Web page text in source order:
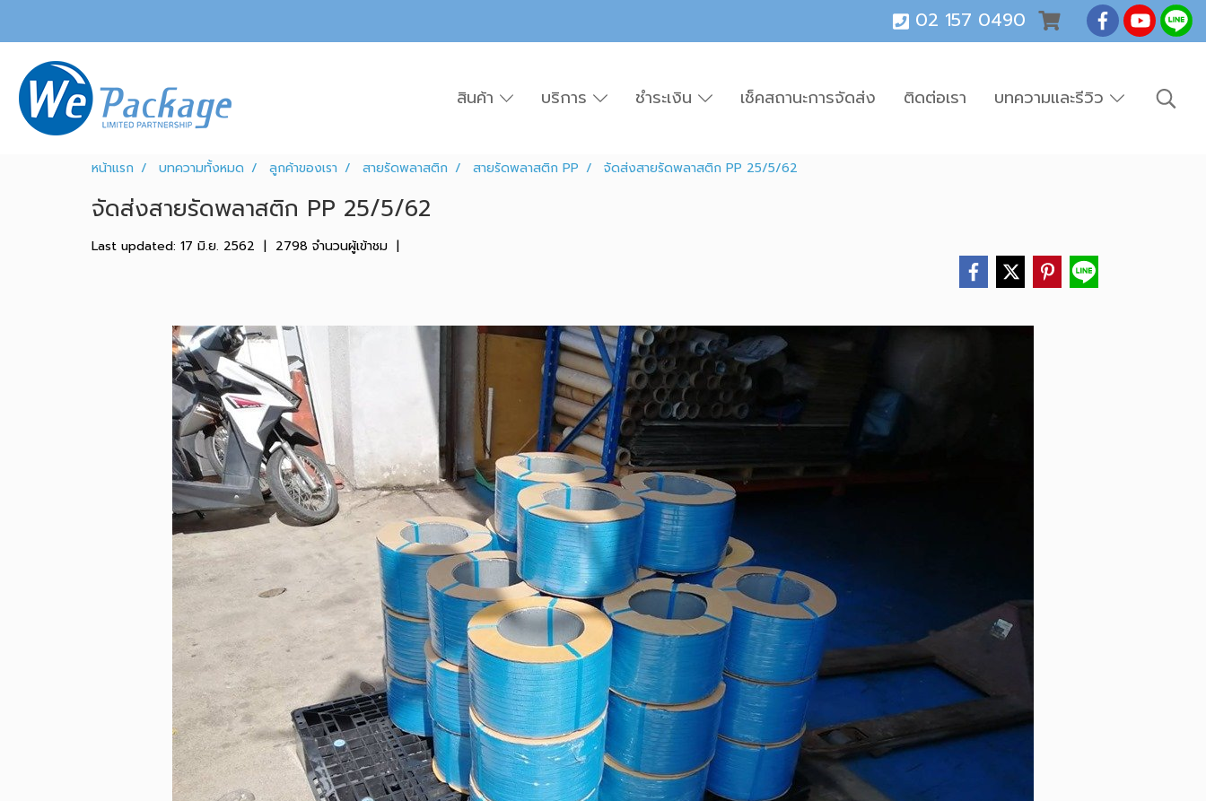
02 157 0490
สินค้า บริการ ชำระเงิน เช็คสถานะการจัดส่ง ติดต่อเรา บทความและรีวิว
หน้าแรก บทความทั้งหมด ลูกค้าของเรา สายรัดพลาสติก สายรัดพลาสติก PP จัดส่งสายรัดพลาสติก PP 25/5/62
จัดส่งสายรัดพลาสติก PP 25/5/62
Last updated: 17 มิ.ย. 2562 | 2798 จำนวนผู้เข้าชม |